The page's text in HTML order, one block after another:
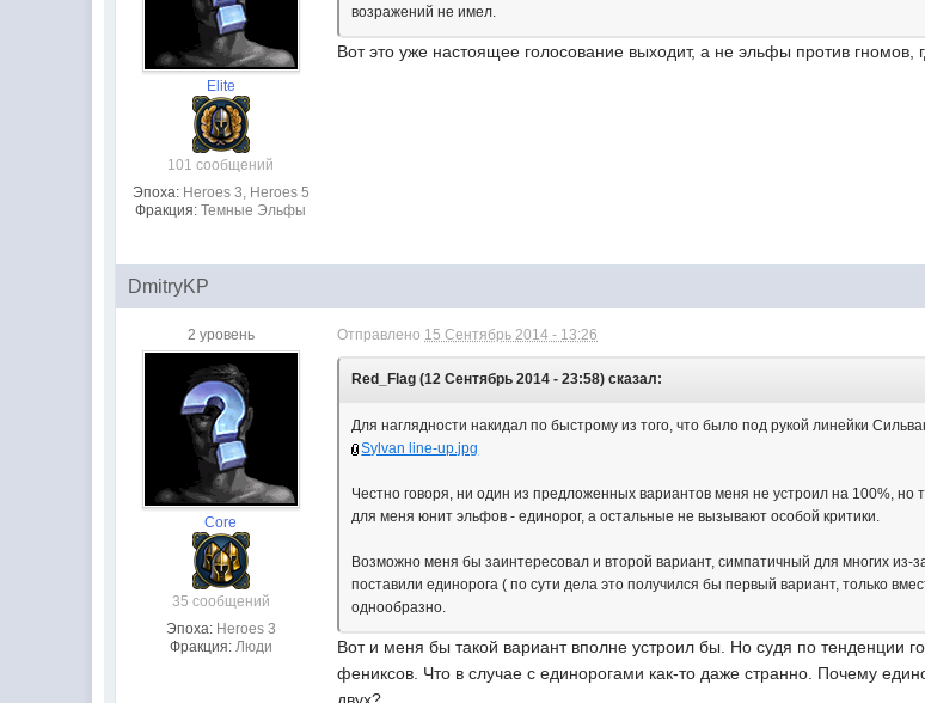
Elite
101 сообщений
Эпоха: Heroes 3, Heroes 5
Фракция: Темные Эльфы
возражений не имел.
Вот это уже настоящее голосование выходит, а не эльфы против гномов,
DmitryKP
2 уровень
Core
35 сообщений
Эпоха: Heroes 3
Фракция: Люди
Отправлено 15 Сентябрь 2014 - 13:26
Red_Flag (12 Сентябрь 2014 - 23:58) сказал:
Для наглядности накидал по быстрому из того, что было под рукой линейки
Sylvan line-up.jpg
Честно говоря, ни один из предложенных вариантов меня не устроил на 100%,
для меня юнит эльфов - единорог, а остальные не вызывают особой критики.
Возможно меня бы заинтересовал и второй вариант, симпатичный для многих
поставили единорога ( по сути дела это получился бы первый вариант, только
однообразно.
Вот и меня бы такой вариант вполне устроил бы. Но судя по тенденции
фениксов. Что в случае с единорогами как-то даже странно. Почему